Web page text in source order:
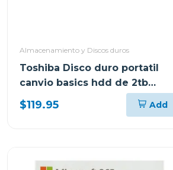
Almacenamiento y Discos duros
Toshiba Disco duro portatil
canvio basics hdd de 2tb
hdtb520xk
$119.95 Add